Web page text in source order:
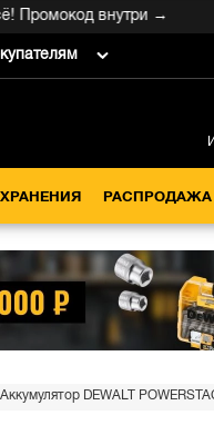
внутри →
РАСПРОДАЖА